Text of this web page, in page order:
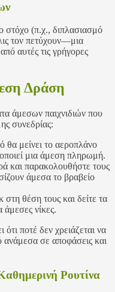
στόχο (π.χ., διπλασιασμό
τον πετύχουν—μια
αυτές τις γρήγορες
Δράση
άμεσων παιχνιδιών που
συνεδρίας:
θα μείνει το αεροπλάνο
μια άμεση πληρωμή.
και παρακολουθήστε τους
άμεσα το βραβείο
στη θέση τους και δείτε τα
νίκες.
ποτέ δεν χρειάζεται να
ανάμεσα σε αποφάσεις και
Ρουτίνα